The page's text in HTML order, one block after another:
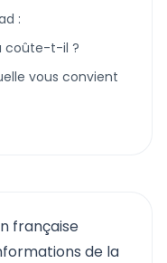
:
coûte-t-il ?
vous convient
française
de la